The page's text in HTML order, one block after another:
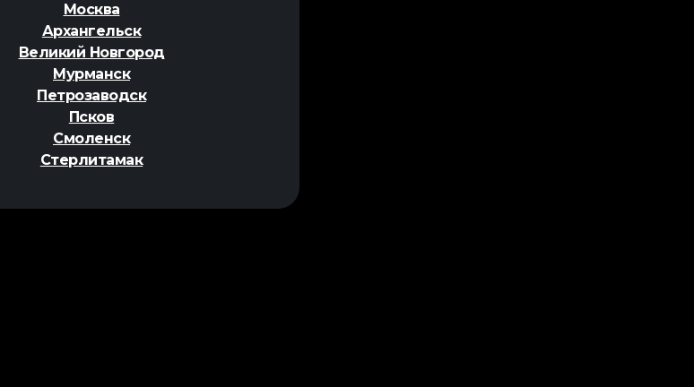
Москва
Архангельск
Великий Новгород
Мурманск
Петрозаводск
Псков
Смоленск
Стерлитамак